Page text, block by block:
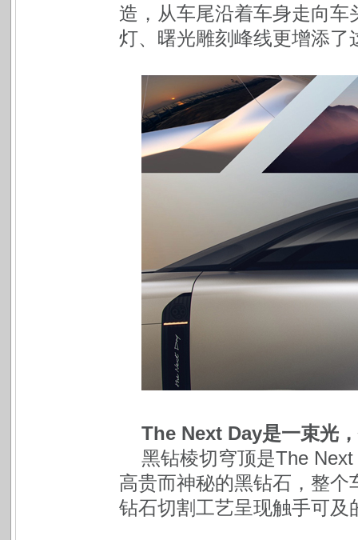
造，从车尾沿着车身走向
灯、曙光雕刻峰线更增添
The Next Day是一束光
黑钻棱切穹顶是The
高贵而神秘的黑钻石，整
钻石切割工艺呈现触手可及